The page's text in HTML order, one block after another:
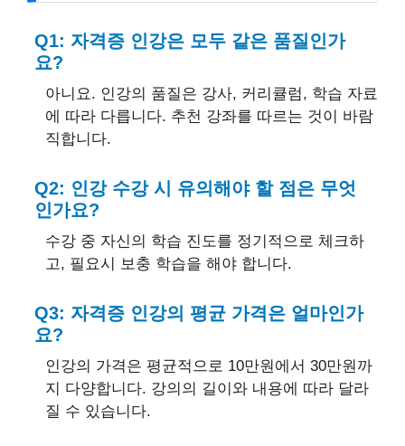
Q1: 자격증 인강은 모두 같은 품질인가
요?
아니요. 인강의 품질은 강사, 커리큘럼, 학습 자료
에 따라 다릅니다. 추천 강좌를 따르는 것이 바람
직합니다.
Q2: 인강 수강 시 유의해야 할 점은 무엇
인가요?
수강 중 자신의 학습 진도를 정기적으로 체크하
고, 필요시 보충 학습을 해야 합니다.
Q3: 자격증 인강의 평균 가격은 얼마인가
요?
인강의 가격은 평균적으로 10만원에서 30만원까
지 다양합니다. 강의의 길이와 내용에 따라 달라
질 수 있습니다.